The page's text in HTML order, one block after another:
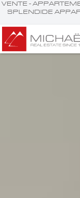
VENTE -
SPLENDIDE